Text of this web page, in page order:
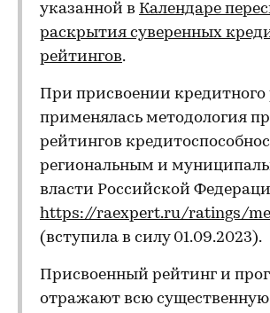
указанной в Календаре
раскрытия суверенных
рейтингов.
При присвоении кредитного
применялась методология
рейтингов
региональным и
власти Российской
https://raexpert.ru/ratings/
(вступила в силу 01.09.2023).
Присвоенный рейтинг и
отражают всю